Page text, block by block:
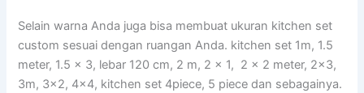
Selain warna Anda juga bisa membuat ukuran kitchen set
custom sesuai dengan ruangan Anda. kitchen set 1m, 1.5
meter, 1.5 x 3, lebar 120 cm, 2 m, 2 x 1, 2 x 2 meter, 2×3,
3m, 3×2, 4×4, kitchen set 4piece, 5 piece dan sebagainya.